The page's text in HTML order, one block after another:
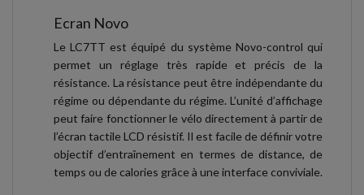
Ecran Novo
Le LC7TT est équipé du système Novo-control qui
permet un réglage très rapide et précis de la
résistance. La résistance peut être indépendante du
régime ou dépendante du régime. L’unité d’affichage
peut faire fonctionner le vélo directement à partir de
l’écran tactile LCD résistif. Il est facile de définir votre
objectif d’entraînement en termes de distance, de
temps ou de calories grâce à une interface conviviale.